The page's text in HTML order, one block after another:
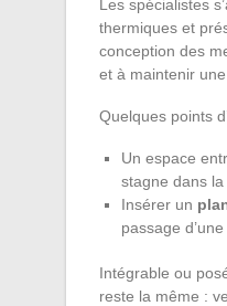
Les spécialistes
thermiques et
conception des
et à maintenir
Quelques points
Un espace
stagne dans la
Insérer un
passage d’une
Intégrable ou
reste la même :